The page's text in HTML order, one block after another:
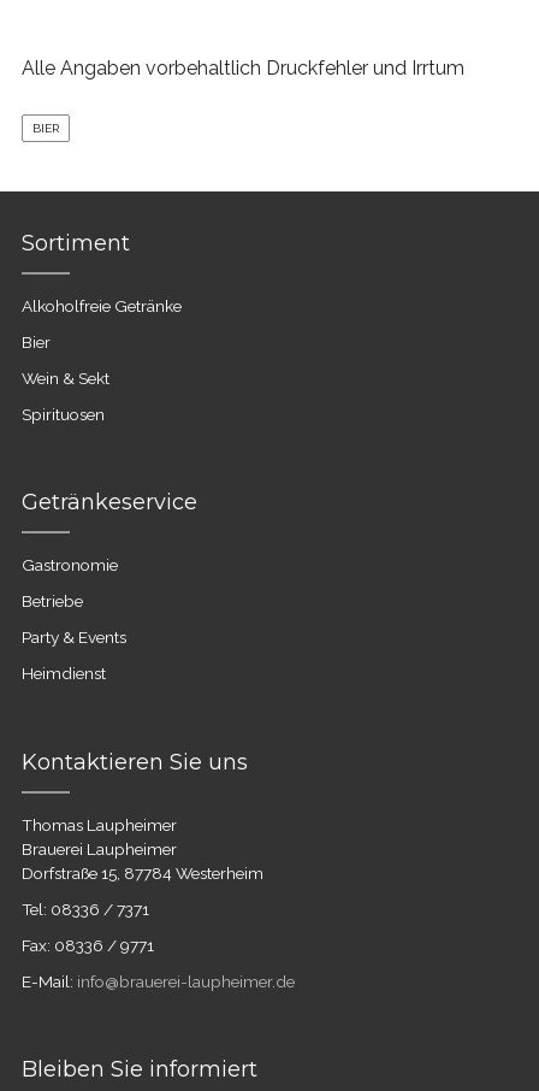
Alle Angaben vorbehaltlich Druckfehler und Irrtum
BIER
Sortiment
Alkoholfreie Getränke
Bier
Wein & Sekt
Spirituosen
Getränkeservice
Gastronomie
Betriebe
Party & Events
Heimdienst
Kontaktieren Sie uns
Thomas Laupheimer
Brauerei Laupheimer
Dorfstraße 15, 87784 Westerheim
Tel: 08336 / 7371
Fax: 08336 / 9771
E-Mail: info@brauerei-laupheimer.de
Bleiben Sie informiert